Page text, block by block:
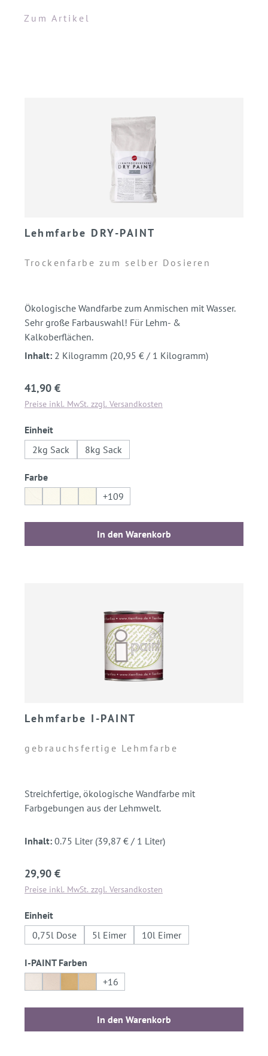
Zum Artikel
Lehmfarbe DRY-PAINT
Trockenfarbe zum selber Dosieren
Ökologische Wandfarbe zum Anmischen mit Wasser.
Sehr große Farbauswahl! Für Lehm- &
Kalkoberflächen.
Inhalt: 2 Kilogramm (20,95 € / 1 Kilogramm)
Regulärer Preis:
41,90 €
Preise inkl. MwSt. zzgl. Versandkosten
Einheitauswählen
2kg Sack
8kg Sack
Farbeauswählen
+109
In den Warenkorb
Lehmfarbe I-PAINT
gebrauchsfertige Lehmfarbe
Streichfertige, ökologische Wandfarbe mit
Farbgebungen aus der Lehmwelt.
Inhalt: 0.75 Liter (39,87 € / 1 Liter)
Regulärer Preis:
29,90 €
Preise inkl. MwSt. zzgl. Versandkosten
Einheitauswählen
0,75l Dose
5l Eimer 10l Eimer
I-PAINT Farben
+16
In den Warenkorb